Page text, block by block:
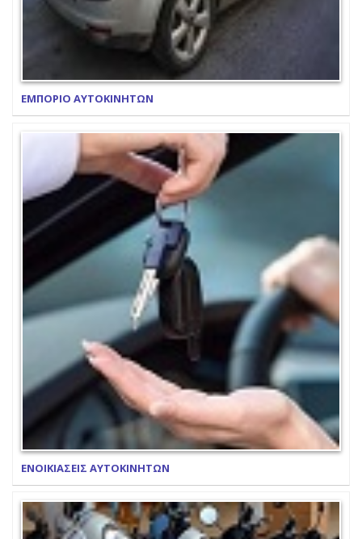
ΕΜΠΟΡΙΟ ΑΥΤΟΚΙΝΗΤΩΝ
ΕΝΟΙΚΙΑΣΕΙΣ ΑΥΤΟΚΙΝΗΤΩΝ